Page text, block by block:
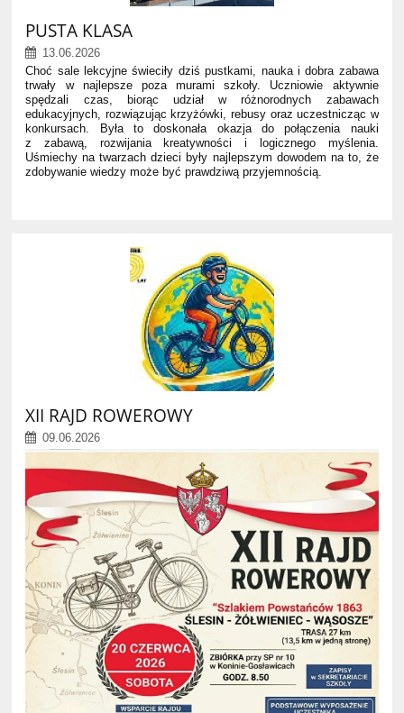
PUSTA KLASA
13.06.2026
Choć sale lekcyjne świeciły dziś pustkami, nauka i dobra zabawa
trwały w najlepsze poza murami szkoły. Uczniowie aktywnie
spędzali czas, biorąc udział w różnorodnych zabawach
edukacyjnych, rozwiązując krzyżówki, rebusy oraz uczestnicząc w
konkursach. Była to doskonała okazja do połączenia nauki
z zabawą, rozwijania kreatywności i logicznego myślenia.
Uśmiechy na twarzach dzieci były najlepszym dowodem na to, że
zdobywanie wiedzy może być prawdziwą przyjemnością.
XII RAJD ROWEROWY
09.06.2026